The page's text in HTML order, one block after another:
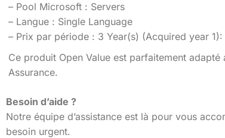
– Pool Microsoft : Servers
– Langue : Single Language
– Prix par période : 3 Year(s) (Acquired year
Ce produit Open Value est parfaitement
Assurance.
Besoin d’aide ?
Notre équipe d’assistance est là pour vous
besoin urgent.